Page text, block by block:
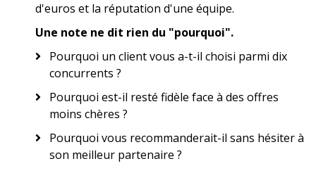
d'euros et la réputation d'une équipe.
Une note ne dit rien du "pourquoi".
Pourquoi un client vous a-t-il choisi parmi dix
concurrents ?
Pourquoi est-il resté fidèle face à des offres
moins chères ?
Pourquoi vous recommanderait-il sans hésiter à
son meilleur partenaire ?